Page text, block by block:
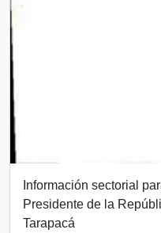
Información sectorial
Presidente de la
Tarapacá